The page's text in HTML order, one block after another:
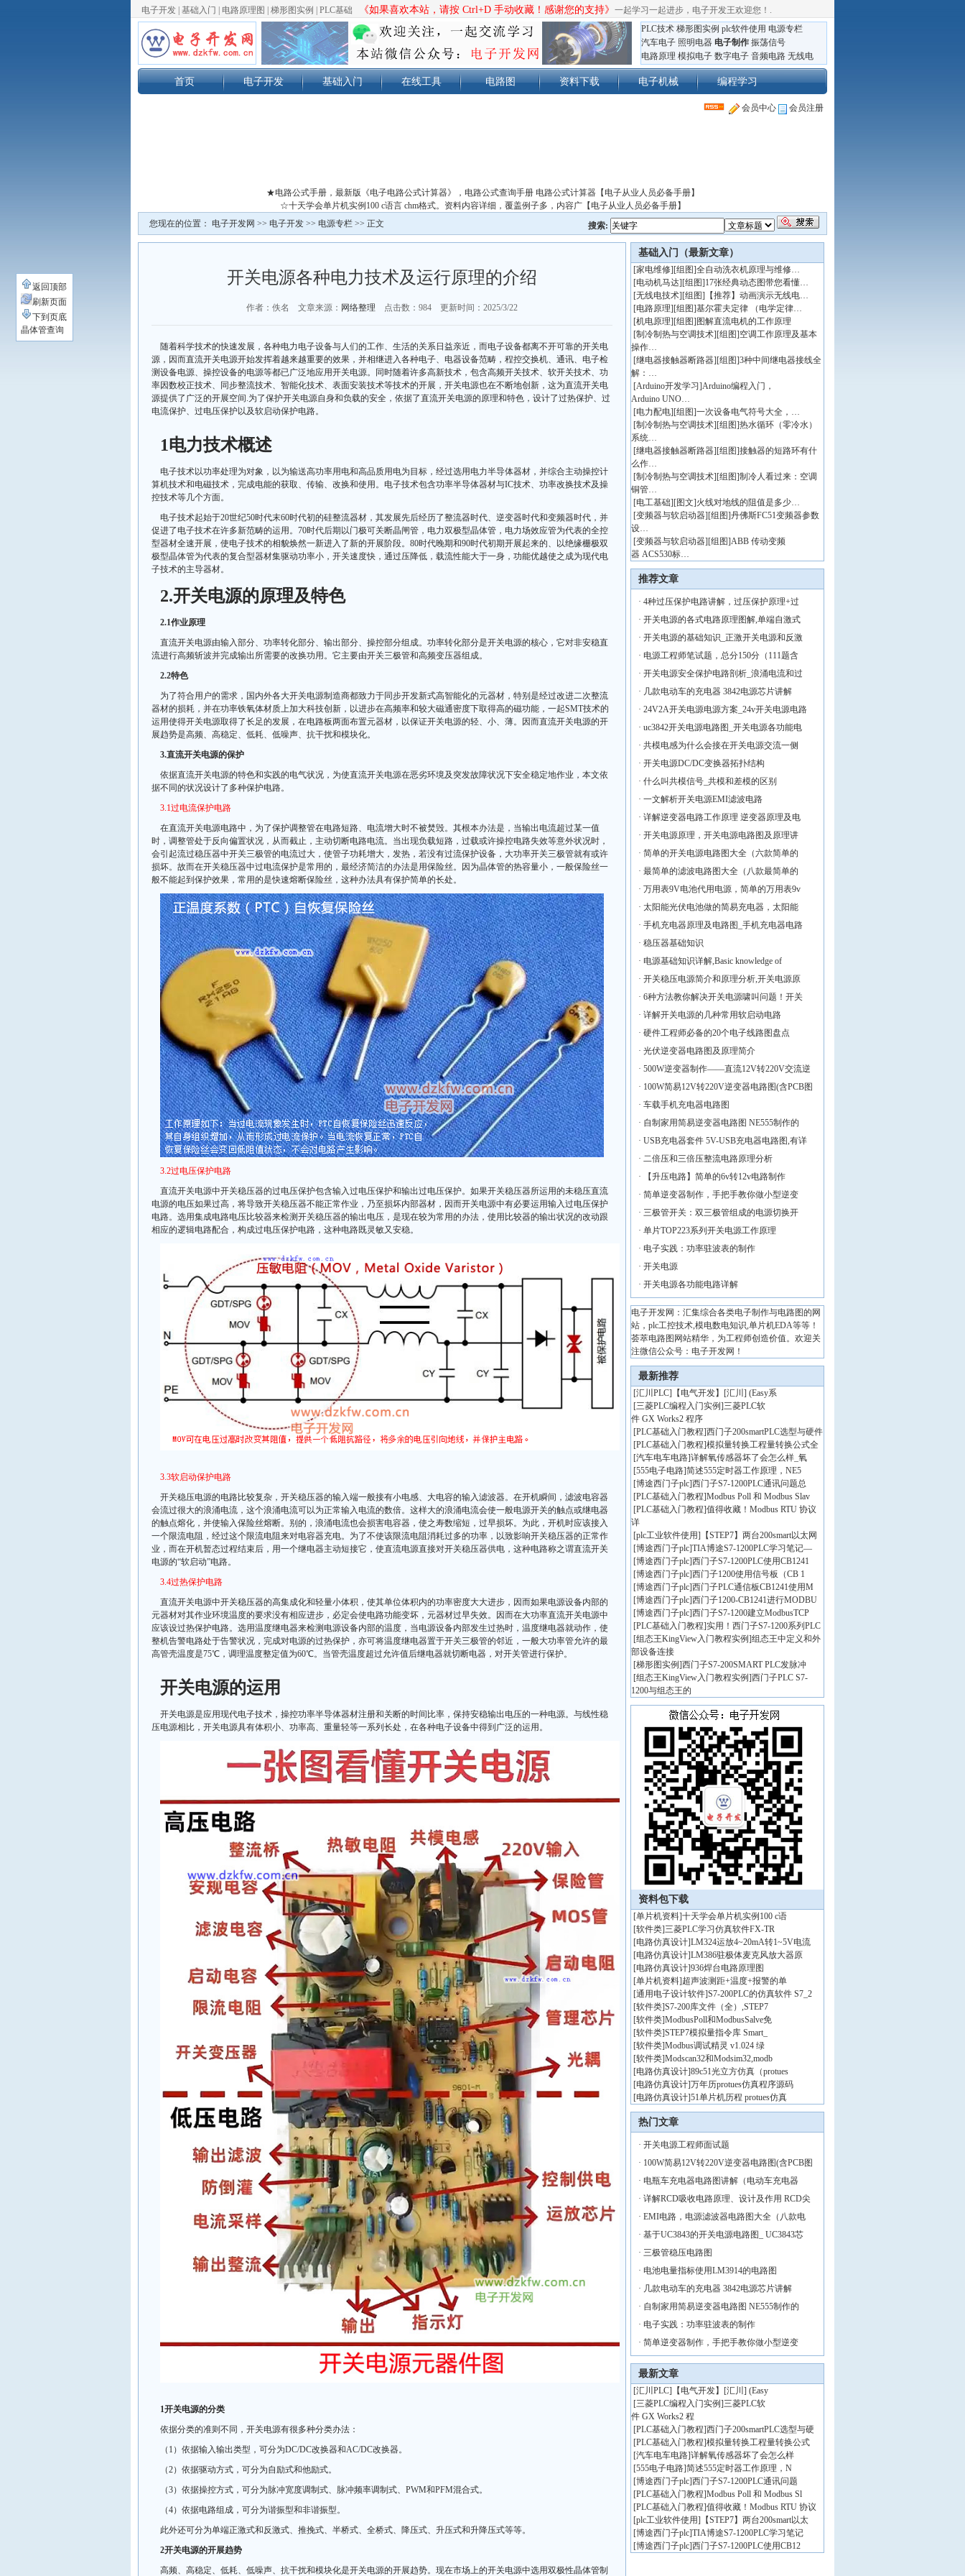
电子开发 基础入门 电路原理图 梯形图实例 PLC基础 《如果喜欢本站，请按 Ctrl+D 手动收藏！感谢您的支持》 一起学习一起进步，电子开发王欢迎您！ .
PLC技术 梯形图实例 plc软件使用 电源专栏
汽车电子 照明电器 电子制作 振荡信号
电路原理 模拟电子 数字电子 音频电路 无线电
首页 电子开发 基础入门 在线工具 电路图 资料下载 电子机械 编程学习
会员中心 会员注册
★电路公式手册，最新版《电子电路公式计算器》，电路公式查询手册 电路公式计算器【电子从业人员必备手册】
☆十天学会单片机实例100 c语言 chm格式。资料内容详细，覆盖例子多，内容广【电子从业人员必备手册】
搜索:
您现在的位置： 电子开发网 >> 电子开发 >> 电源专栏 >> 正文
开关电源各种电力技术及运行原理的介绍
作者：佚名 文章来源： 网络整理 点击数： 984 更新时间：2025/3/22
随着科学技术的快速发展，各种电力电子设备与人们的工作、生活的关系日益亲近，而电子设备都离不开可靠的开关电
源，因而直流开关电源开始发挥着越来越重要的效果，并相继进入各种电子、电器设备范畴，程控交换机、通讯、电子检
测设备电源、操控设备的电源等都已广泛地应用开关电源。同时随着许多高新技术，包含高频开关技术、软开关技术、功
率因数校正技术、同步整流技术、智能化技术、表面安装技术等技术的开展，开关电源也在不断地创新，这为直流开关电
源提供了广泛的开展空间.为了保护开关电源自身和负载的安全，依据了直流开关电源的原理和特色，设计了过热保护、过
电流保护、过电压保护以及软启动保护电路。
1电力技术概述
电子技术以功率处理为对象，以为输送高功率用电和高品质用电为目标，经过选用电力半导体器材，并综合主动操控计
算机技术和电磁技术，完成电能的获取、传输、改换和使用。电子技术包含功率半导体器材与IC技术、功率改换技术及操
控技术等几个方面。
电子技术起始于20世纪50时代末60时代初的硅整流器材，其发展先后经历了整流器时代、逆变器时代和变频器时代，并
促进了电子技术在许多新范畴的运用。70时代后期以门极可关断晶闸管，电力双极型晶体管，电力场效应管为代表的全控
型器材全速开展，使电子技术的相貌焕然一新进入了新的开展阶段。80时代晚期和90时代初期开展起来的、以绝缘栅极双
极型晶体管为代表的复合型器材集驱动功率小，开关速度快，通过压降低，载流性能大于一身，功能优越使之成为现代电
子技术的主导器材。
2.开关电源的原理及特色
2.1作业原理
直流开关电源由输入部分、功率转化部分、输出部分、操控部分组成。功率转化部分是开关电源的核心，它对非安稳直
流进行高频斩波并完成输出所需要的改换功用。它主要由开关三极管和高频变压器组成。
2.2特色
为了符合用户的需求，国内外各大开关电源制造商都致力于同步开发新式高智能化的元器材，特别是经过改进二次整流
器材的损耗，并在功率铁氧体材质上加大科技创新，以进步在高频率和较大磁通密度下取得高的磁功能，一起SMT技术的
运用使得开关电源取得了长足的发展，在电路板两面布置元器材，以保证开关电源的轻、小、薄。因而直流开关电源的开
展趋势是高频、高稳定、低耗、低噪声、抗干扰和模块化。
3.直流开关电源的保护
依据直流开关电源的特色和实践的电气状况，为使直流开关电源在恶劣环境及突发故障状况下安全稳定地作业，本文依
据不同的状况设计了多种保护电路。
3.1过电流保护电路
在直流开关电源电路中，为了保护调整管在电路短路、电流增大时不被焚毁。其根本办法是，当输出电流超过某一值
时，调整管处于反向偏置状况，从而截止，主动切断电路电流。当出现负载短路，过载或许操控电路失效等意外状况时，
会引起流过稳压器中开关三极管的电流过大，使管子功耗增大，发热，若没有过流保护设备，大功率开关三极管就有或许
损坏。故而在开关稳压器中过电流保护是常用的，最经济简洁的办法是用保险丝。因为晶体管的热容量小，一般保险丝一
般不能起到保护效果，常用的是快速熔断保险丝，这种办法具有保护简单的长处。
3.2过电压保护电路
直流开关电源中开关稳压器的过电压保护包含输入过电压保护和输出过电压保护。如果开关稳压器所运用的未稳压直流
电源的电压如果过高，将导致开关稳压器不能正常作业，乃至损坏内部器材，因而开关电源中有必要运用输入过电压保护
电路。选用集成电路电压比较器来检测开关稳压器的输出电压，是现在较为常用的办法，使用比较器的输出状况的改动跟
相应的逻辑电路配合，构成过电压保护电路，这种电路既灵敏又安稳。
3.3软启动保护电路
开关稳压电源的电路比较复杂，开关稳压器的输入端一般接有小电感、大电容的输入滤波器。在开机瞬间，滤波电容器
会流过很大的浪涌电流，这个浪涌电流可以为正常输入电流的数倍。这样大的浪涌电流会使一般电源开关的触点或继电器
的触点熔化，并使输入保险丝熔断。别的，浪涌电流也会损害电容器，使之寿数缩短，过早损坏。为此，开机时应该接入
一个限流电阻，经过这个限流电阻来对电容器充电。为了不使该限流电阻消耗过多的功率，以致影响开关稳压器的正常作
业，而在开机暂态过程结束后，用一个继电器主动短接它，使直流电源直接对开关稳压器供电，这种电路称之谓直流开关
电源的“软启动”电路。
3.4过热保护电路
直流开关电源中开关稳压器的高集成化和轻量小体积，使其单位体积内的功率密度大大进步，因而如果电源设备内部的
元器材对其作业环境温度的要求没有相应进步，必定会使电路功能变坏，元器材过早失效。因而在大功率直流开关电源中
应该设过热保护电路。选用温度继电器来检测电源设备内部的温度，当电源设备内部发生过热时，温度继电器就动作，使
整机告警电路处于告警状况，完成对电源的过热保护，亦可将温度继电器置于开关三极管的邻近，一般大功率管允许的最
高管壳温度是75℃，调理温度整定值为60℃。当管壳温度超过允许值后继电器就切断电器，对开关管进行保护。
开关电源的运用
开关电源是应用现代电子技术，操控功率半导体器材注册和关断的时间比率，保持安稳输出电压的一种电源。与线性稳
压电源相比，开关电源具有体积小、功率高、重量轻等一系列长处，在各种电子设备中得到广泛的运用。
1开关电源的分类
依据分类的准则不同，开关电源有很多种分类办法：
（1）依据输入输出类型，可分为DC/DC改换器和AC/DC改换器。
（2）依据驱动方式，可分为自励式和他励式。
（3）依据操控方式，可分为脉冲宽度调制式、脉冲频率调制式、PWM和PFM混合式。
（4）依据电路组成，可分为谐振型和非谐振型。
此外还可分为单端正激式和反激式、推挽式、半桥式、全桥式、降压式、升压式和升降压式等等。
2开关电源的开展趋势
高频、高稳定、低耗、低噪声、抗干扰和模块化是开关电源的开展趋势。现在市场上的开关电源中选用双极性晶体管制
基础入门（最新文章）
[家电维修][组图]全自动洗衣机原理与维修…
[电动机马达][组图]17张经典动态图带您看懂…
[无线电技术][组图] 【推荐】动画演示无线电…
[电路原理][组图]基尔霍夫定律 （电学定律…
[机电原理][组图] 图解直流电机的工作原理
[制冷制热与空调技术][组图]空调工作原理及基本
操作…
[继电器接触器断路器][组图]3种中间继电器接线全
解：…
[Arduino开发学习 ]Arduino编程入门，
Arduino UNO…
[电力配电][组图]一次设备电气符号大全，…
[制冷制热与空调技术][组图]热水循环（零冷水）
系统…
[继电器接触器断路器][组图]接触器的短路环有什
么作…
[制冷制热与空调技术][组图]制冷人看过来：空调
铜管…
[电工基础][图文]火线对地线的阻值是多少…
[变频器与软启动器][组图]丹佛斯FC51变频器参数
设…
[变频器与软启动器][组图]ABB 传动变频
器 ACS530标…
推荐文章
· 4种过压保护电路讲解，过压保护原理+过
· 开关电源的各式电路原理图解,单端自激式
· 开关电源的基础知识_正激开关电源和反激
· 电源工程师笔试题，总分150分（111题含
· 开关电源安全保护电路剖析_浪涌电流和过
· 几款电动车的充电器 3842电源芯片讲解
· 24V2A开关电源电源方案_24v开关电源电路
· uc3842开关电源电路图_开关电源各功能电
· 共模电感为什么会接在开关电源交流一侧
· 开关电源DC/DC变换器拓扑结构
· 什么叫共模信号_共模和差模的区别
· 一文解析开关电源EMI滤波电路
· 详解逆变器电路工作原理 逆变器原理及电
· 开关电源原理，开关电源电路图及原理讲
· 简单的开关电源电路图大全（六款简单的
· 最简单的滤波电路图大全（八款最简单的
· 万用表9V电池代用电源，简单的万用表9v
· 太阳能光伏电池做的简易充电器，太阳能
· 手机充电器原理及电路图_手机充电器电路
· 稳压器基础知识
· 电源基础知识详解,Basic knowledge of
· 开关稳压电源简介和原理分析,开关电源原
· 6种方法教你解决开关电源啸叫问题！开关
· 详解开关电源的几种常用软启动电路
· 硬件工程师必备的20个电子线路图盘点
· 光伏逆变器电路图及原理简介
· 500W逆变器制作——直流12V转220V交流逆
· 100W简易12V转220V逆变器电路图(含PCB图
· 车载手机充电器电路图
· 自制家用简易逆变器电路图 NE555制作的
· USB充电器套件 5V-USB充电器电路图,有详
· 二倍压和三倍压整流电路原理分析
·
【升压电路】简单的6v转12v电路制作
· 简单逆变器制作，手把手教你做小型逆变
· 三极管开关：双三极管组成的电源切换开
· 单片TOP223系列开关电源工作原理
· 电子实践：功率驻波表的制作
· 开关电源
· 开关电源各功能电路详解
电子开发网：汇集综合各类电子制作与电路图的网
站，plc工控技术,模电数电知识,单片机EDA等等！
荟萃电路图网站精华，为工程师创造价值。欢迎关
注微信公众号：电子开发网！
最新推荐
[汇川PLC] 【电气开发】[汇川] (Easy系
[三菱PLC编程入门实例]三菱PLC软
件 GX Works2 程序
[PLC基础入门教程]西门子200smartPLC选型与硬件
[PLC基础入门教程]模拟量转换工程量转换公式全
[汽车电车电路]详解氧传感器坏了会怎么样_氧
[555电子电路]简述555定时器工作原理，NE5
[博途西门子plc]西门子S7-1200PLC通讯问题总
[PLC基础入门教程]Modbus Poll 和 Modbus Slav
[PLC基础入门教程]值得收藏！Modbus RTU 协议
详
[plc工业软件使用] 【STEP7】两台200smart以太网
[博途西门子plc]TIA博途S7-1200PLC学习笔记—
[博途西门子plc]西门子S7-1200PLC使用CB1241
[博途西门子plc]西门子1200使用信号板（CB 1
[博途西门子plc]西门子PLC通信板CB1241使用M
[博途西门子plc]西门子1200-CB1241进行MODBU
[博途西门子plc]西门子S7-1200建立ModbusTCP
[PLC基础入门教程]实用！西门子S7-1200系列PLC
[组态王KingView入门教程实例]组态王中定义和外
部设备连接
[梯形图实例]西门子S7-200SMART PLC发脉冲
[组态王KingView入门教程实例]西门子PLC S7-
1200与组态王的
资料包下载
[单片机资料]十天学会单片机实例100 c语
[软件类]三菱PLC学习仿真软件FX-TR
[电路仿真设计]LM324运放4~20mA转1~5V电流
[电路仿真设计]LM386驻极体麦克风放大器原
[电路仿真设计]936焊台电路原理图
[单片机资料]超声波测距+温度+报警的单
[通用电子设计软件]S7-200PLC的仿真软件 S7_2
[软件类]S7-200库文件（全）,STEP7
[软件类]ModbusPoll和ModbusSalve免
[软件类]STEP7模拟量指令库 Smart_
[软件类]Modbus调试精灵 v1.024 绿
[软件类]Modscan32和Modsim32,modb
[电路仿真设计]89c51光立方仿真（protues
[电路仿真设计]万年历protues仿真程序源码
[电路仿真设计]51单片机历程 protues仿真
热门文章
· 开关电源工程师面试题
· 100W简易12V转220V逆变器电路图(含PCB图
· 电瓶车充电器电路图讲解（电动车充电器
· 详解RCD吸收电路原理、设计及作用 RCD尖
· EMI电路，电源滤波器电路图大全（八款电
· 基于UC3843的开关电源电路图_ UC3843芯
· 三极管稳压电路图
· 电池电量指标使用LM3914的电路图
· 几款电动车的充电器 3842电源芯片讲解
· 自制家用简易逆变器电路图 NE555制作的
· 电子实践：功率驻波表的制作
· 简单逆变器制作，手把手教你做小型逆变
最新文章
[汇川PLC] 【电气开发】[汇川] (Easy
[三菱PLC编程入门实例]三菱PLC软
件 GX Works2 程
[PLC基础入门教程]西门子200smartPLC选型与硬
[PLC基础入门教程]模拟量转换工程量转换公式
[汽车电车电路]详解氧传感器坏了会怎么样
[555电子电路]简述555定时器工作原理，N
[博途西门子plc]西门子S7-1200PLC通讯问题
[PLC基础入门教程]Modbus Poll 和 Modbus Sl
[PLC基础入门教程]值得收藏！Modbus RTU 协议
[plc工业软件使用] 【STEP7】两台200smart以太
[博途西门子plc]TIA博途S7-1200PLC学习笔记
[博途西门子plc]西门子S7-1200PLC使用CB12
返回顶部
刷新页面
下到页底
晶体管查询